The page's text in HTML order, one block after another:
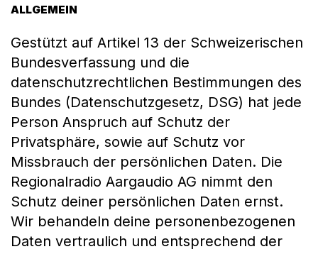
ALLGEMEIN
Gestützt auf Artikel 13 der Schweizerischen
Bundesverfassung und die
datenschutzrechtlichen Bestimmungen des
Bundes (Datenschutzgesetz, DSG) hat jede
Person Anspruch auf Schutz der
Privatsphäre, sowie auf Schutz vor
Missbrauch der persönlichen Daten. Die
Regionalradio Aargaudio AG nimmt den
Schutz deiner persönlichen Daten ernst.
Wir behandeln deine personenbezogenen
Daten vertraulich und entsprechend der